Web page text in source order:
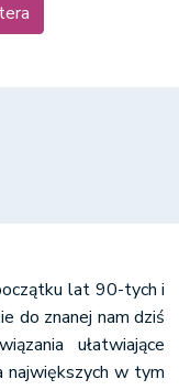
lat 90-tych i
do znanej nam dziś
ułatwiające
największych w tym